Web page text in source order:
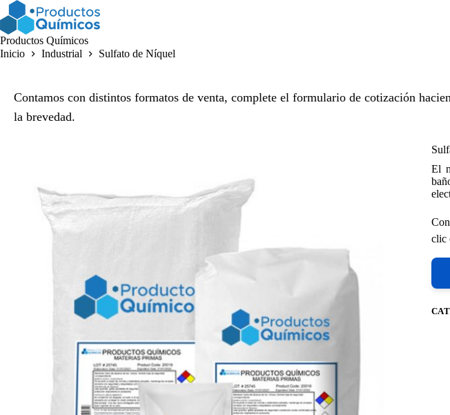
Saltar
al
contenido
Productos Químicos
Inicio Industrial Sulfato de Níquel
Contamos con distintos formatos de venta, complete el formulario de cotización
la brevedad.
El
clic